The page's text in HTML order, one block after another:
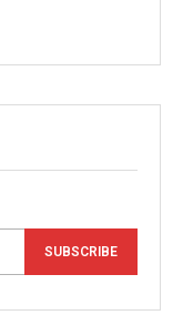
SUBSCRIBE